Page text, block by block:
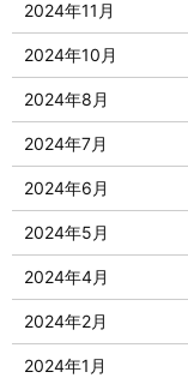
2024年11月
2024年10月
2024年8月
2024年7月
2024年6月
2024年5月
2024年4月
2024年2月
2024年1月